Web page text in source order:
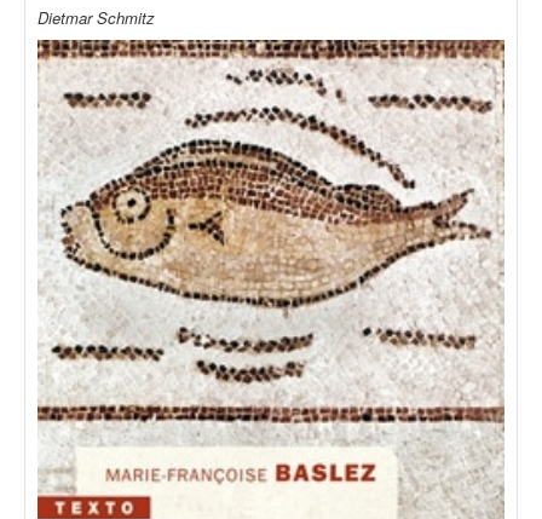
Dietmar Schmitz